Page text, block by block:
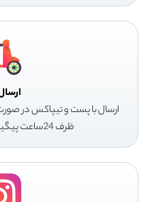
ارسال با پست و تیپاکس در
ظرف 24ساعت پیگیری و ثبت شکایت فرمایید.